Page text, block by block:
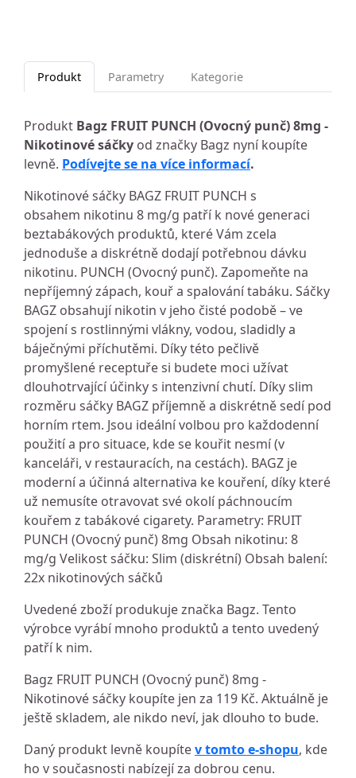
Produkt Parametry Kategorie
Produkt Bagz FRUIT PUNCH (Ovocný punč) 8mg -
Nikotinové sáčky od značky Bagz nyní koupíte
levně. Podívejte se na více informací.
Nikotinové sáčky BAGZ FRUIT PUNCH s
obsahem nikotinu 8 mg/g patří k nové generaci
beztabákových produktů, které Vám zcela
jednoduše a diskrétně dodají potřebnou dávku
nikotinu. PUNCH (Ovocný punč). Zapomeňte na
nepříjemný zápach, kouř a spalování tabáku. Sáčky
BAGZ obsahují nikotin v jeho čisté podobě – ve
spojení s rostlinnými vlákny, vodou, sladidly a
báječnými příchutěmi. Díky této pečlivě
promyšlené receptuře si budete moci užívat
dlouhotrvající účinky s intenzivní chutí. Díky slim
rozměru sáčky BAGZ příjemně a diskrétně sedí pod
horním rtem. Jsou ideální volbou pro každodenní
použití a pro situace, kde se kouřit nesmí (v
kanceláři, v restauracích, na cestách). BAGZ je
moderní a účinná alternativa ke kouření, díky které
už nemusíte otravovat své okolí páchnoucím
kouřem z tabákové cigarety. Parametry: FRUIT
PUNCH (Ovocný punč) 8mg Obsah nikotinu: 8
mg/g Velikost sáčku: Slim (diskrétní) Obsah balení:
22x nikotinových sáčků
Uvedené zboží produkuje značka Bagz. Tento
výrobce vyrábí mnoho produktů a tento uvedený
patří k nim.
Bagz FRUIT PUNCH (Ovocný punč) 8mg -
Nikotinové sáčky koupíte jen za 119 Kč. Aktuálně je
ještě skladem, ale nikdo neví, jak dlouho to bude.
Daný produkt levně koupítev tomto e-shopu, kde
ho v současnosti nabízejí za dobrou cenu.